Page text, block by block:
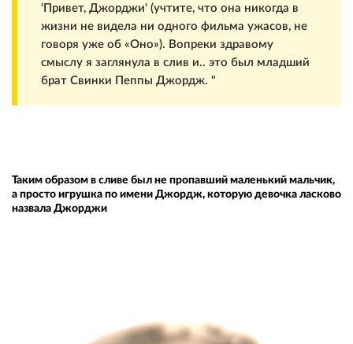
'Привет, Джорджи' (учтите, что она никогда в
жизни не видела ни одного фильма ужасов, не
говоря уже об «Оно»). Вопреки здравому
смыслу я заглянула в слив и.. это был младший
брат Свинки Пеппы Джордж. "
Таким образом в сливе был не пропавший маленький мальчик,
а просто игрушка по имени Джордж, которую девочка ласково
назвала Джорджи